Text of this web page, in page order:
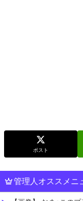
ポスト
管理人オススメニ